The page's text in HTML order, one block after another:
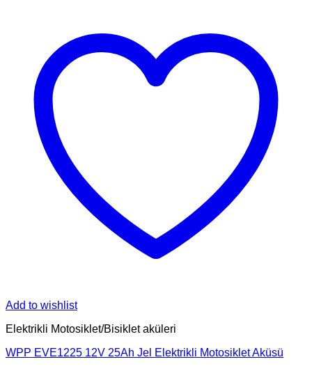
Add to wishlist
Elektrikli Motosiklet/Bisiklet aküleri
WPP EVE1225 12V 25Ah Jel Elektrikli Motosiklet Aküsü